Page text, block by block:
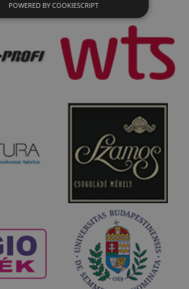
POWERED BY COOKIESCRIPT